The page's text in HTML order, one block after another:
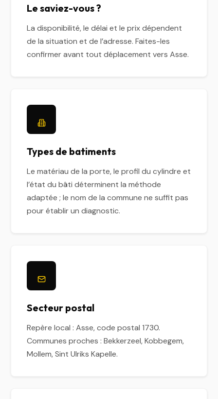
Le saviez-vous ?
La disponibilité, le délai et le prix dépendent
de la situation et de l’adresse. Faites-les
confirmer avant tout déplacement vers Asse.
Types de batiments
Le matériau de la porte, le profil du cylindre et
l’état du bâti déterminent la méthode
adaptée ; le nom de la commune ne suffit pas
pour établir un diagnostic.
Secteur postal
Repère local : Asse, code postal 1730.
Communes proches : Bekkerzeel, Kobbegem,
Mollem, Sint Ulriks Kapelle.